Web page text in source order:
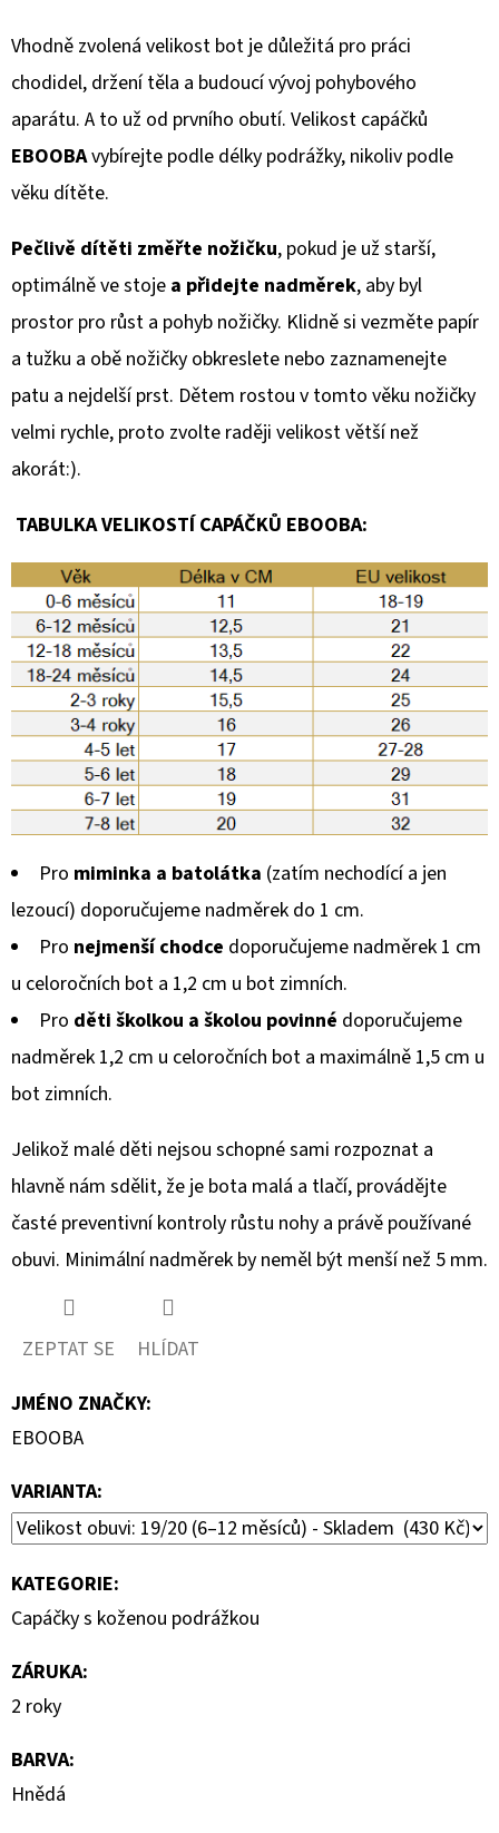
Vhodně zvolená velikost bot je důležitá pro práci
chodidel, držení těla a budoucí vývoj pohybového
aparátu. A to už od prvního obutí. Velikost capáčků
EBOOBAvybírejte podle délky podrážky, nikoliv podle
věku dítěte.
Pečlivě dítěti změřte nožičku, pokud je už starší,
optimálně ve stoje a přidejte nadměrek, aby byl
prostor pro růst a pohyb nožičky. Klidně si vezměte papír
a tužku a obě nožičky obkreslete nebo zaznamenejte
patu a nejdelší prst. Dětem rostou v tomto věku nožičky
velmi rychle, proto zvolte raději velikost větší než
akorát:).
TABULKA VELIKOSTÍ CAPÁČKŮ EBOOBA:
Pro miminka a batolátka (zatím nechodící a jen
lezoucí) doporučujeme nadměrek do 1 cm.
Pro nejmenší chodce doporučujeme nadměrek 1 cm
u celoročních bot a 1,2 cm u bot zimních.
Pro děti školkou a školou povinné doporučujeme
nadměrek 1,2 cm u celoročních bot a maximálně 1,5 cm u
bot zimních.
Jelikož malé děti nejsou schopné sami rozpoznat a
hlavně nám sdělit, že je bota malá a tlačí, provádějte
časté preventivní kontroly růstu nohy a právě používané
obuvi. Minimální nadměrek by neměl být menší než 5 mm.
ZEPTAT SE
HLÍDAT
JMÉNO ZNAČKY:
EBOOBA
VARIANTA:
KATEGORIE:
Capáčky s koženou podrážkou
ZÁRUKA:
2 roky
BARVA:
Hnědá